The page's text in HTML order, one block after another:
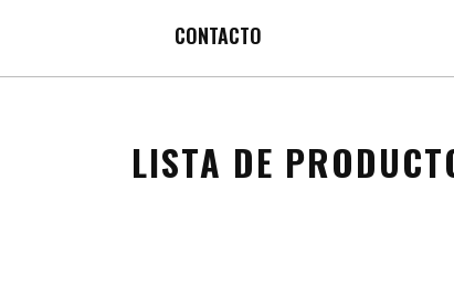
CONTACTO
LISTA DE